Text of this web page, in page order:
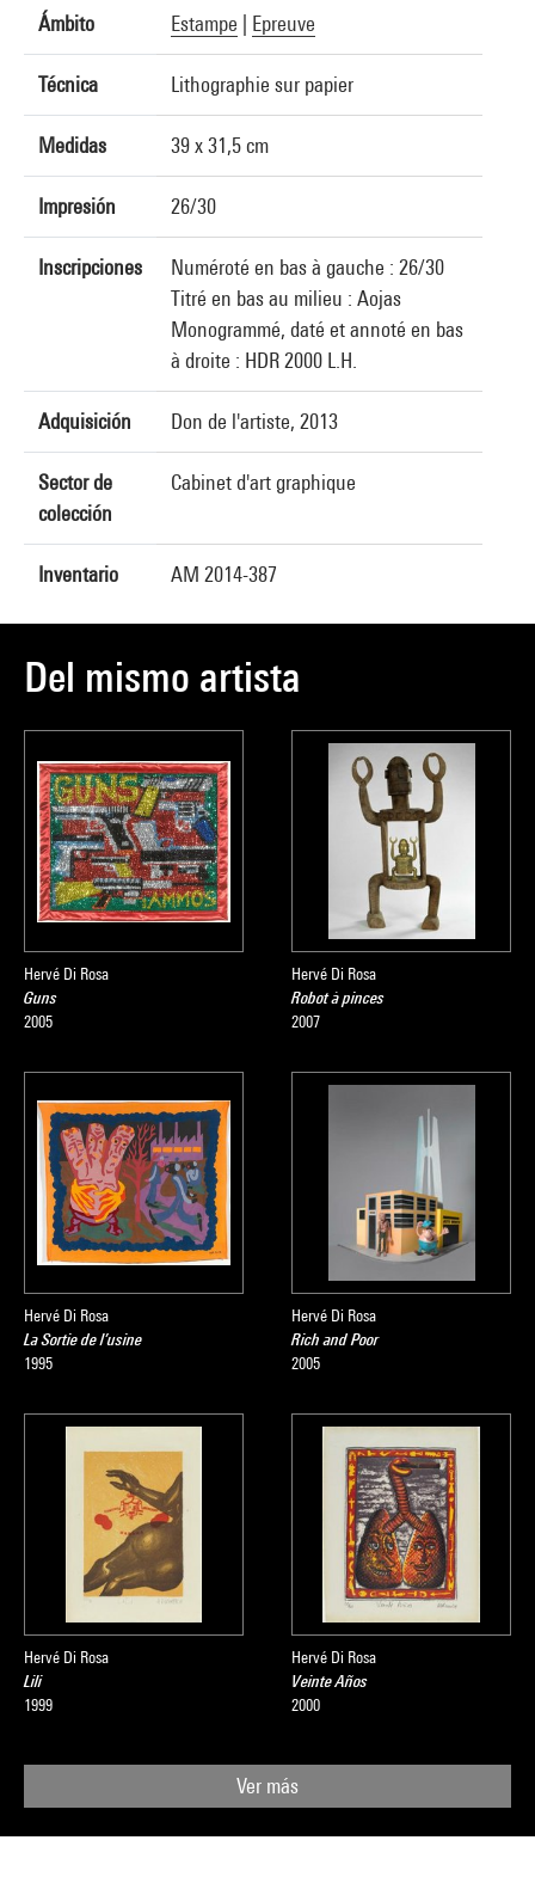
Ámbito Estampe Epreuve
Técnica Lithographie sur papier
Medidas 39 x 31,5 cm
Impresión 26/30
Inscripciones
Numéroté en bas à gauche : 26/30
Titré en bas au milieu : Aojas
Monogrammé, daté et annoté en bas
à droite : HDR 2000 L.H.
Adquisición Don de l'artiste, 2013
Sector de
colección
Cabinet d'art graphique
Inventario AM 2014-387
Del mismo artista
Hervé Di Rosa
Guns
2005
Hervé Di Rosa
Robot à pinces
2007
Hervé Di Rosa
La Sortie de l’usine
1995
Hervé Di Rosa
Rich and Poor
2005
Hervé Di Rosa
Lili
1999
Hervé Di Rosa
Veinte Años
2000
Ver más